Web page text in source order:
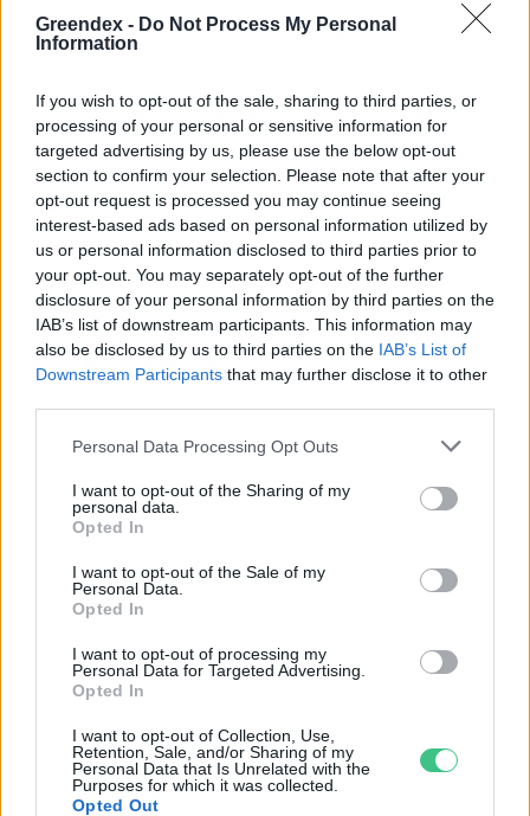
Greendex - Do Not Process My Personal
Information
If you wish to opt-out of the sale, sharing to third parties, or
processing of your personal or sensitive information for
targeted advertising by us, please use the below opt-out
section to confirm your selection. Please note that after your
opt-out request is processed you may continue seeing
interest-based ads based on personal information utilized by
us or personal information disclosed to third parties prior to
your opt-out. You may separately opt-out of the further
disclosure of your personal information by third parties on the
IAB’s list of downstream participants. This information may
also be disclosed by us to third parties on the IAB’s List of
Downstream Participants that may further disclose it to other
Personal Data Processing Opt Outs
I want to opt-out of the Sharing of my
personal data.
Opted In
I want to opt-out of the Sale of my
Personal Data.
Opted In
I want to opt-out of processing my
Personal Data for Targeted Advertising.
Opted In
I want to opt-out of Collection, Use,
Retention, Sale, and/or Sharing of my
Personal Data that Is Unrelated with the
Purposes for which it was collected.
Opted Out
Ezt a növényt már az őskorban is ismerték, a népi gyógyászatban
pedig ma is számos betegség ellen használják.
Születésnapi programokkal várja a
hétvégén a közönséget a 160 éves
Fővárosi Állatkert
ÉLŐ BOLYGÓNK
Szedd magad őszibarack: itt vannak
a legjobb lelőhelyek!
SZEMLE